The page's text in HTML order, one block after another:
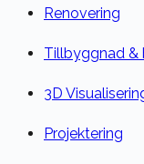
Renovering
Tillbyggnad &
3D
Projektering